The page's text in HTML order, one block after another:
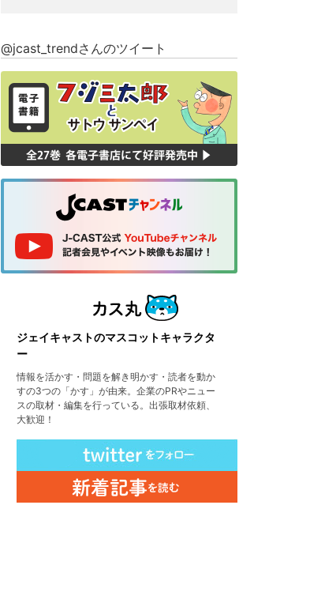
@jcast_trendさんのツイート
ジェイキャストのマスコットキャラクタ
ー
情報を活かす・問題を解き明かす・読者を動か
すの3つの「かす」が由来。企業のPRやニュー
スの取材・編集を行っている。出張取材依頼、
大歓迎！